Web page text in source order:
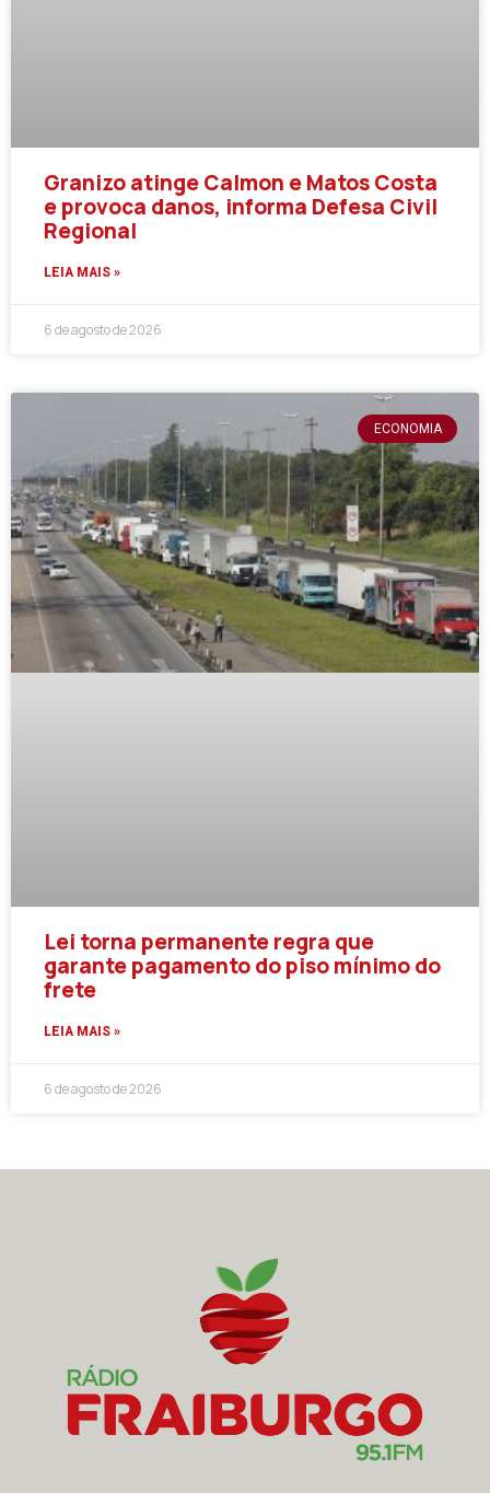
Granizo atinge Calmon e Matos Costa
e provoca danos, informa Defesa Civil
Regional
LEIA MAIS »
6 de agosto de 2026
ECONOMIA
Lei torna permanente regra que
garante pagamento do piso mínimo do
frete
LEIA MAIS »
6 de agosto de 2026